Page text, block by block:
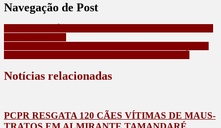
Navegação de Post
Notícias relacionadas
PCPR RESGATA 120 CÃES VÍTIMAS DE MAUS-